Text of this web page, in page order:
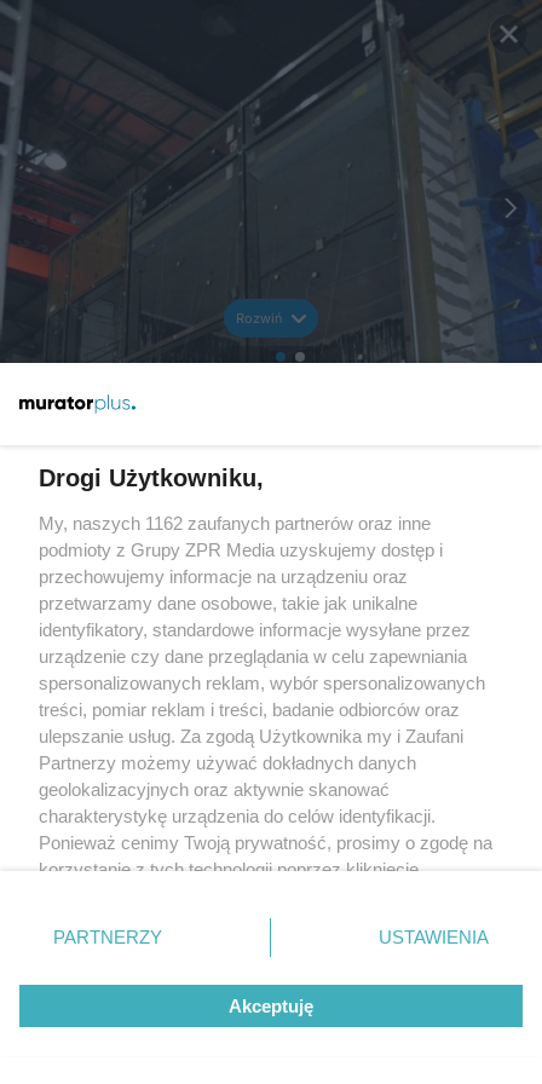
Rozwiń
Drogi Użytkowniku,
My, naszych 1162 zaufanych partnerów oraz inne
podmioty z Grupy ZPR Media uzyskujemy dostęp i
przechowujemy informacje na urządzeniu oraz
przetwarzamy dane osobowe, takie jak unikalne
identyfikatory, standardowe informacje wysyłane przez
urządzenie czy dane przeglądania w celu zapewniania
spersonalizowanych reklam, wybór spersonalizowanych
treści, pomiar reklam i treści, badanie odbiorców oraz
ulepszanie usług. Za zgodą Użytkownika my i Zaufani
Partnerzy możemy używać dokładnych danych
geolokalizacyjnych oraz aktywnie skanować
charakterystykę urządzenia do celów identyfikacji.
Ponieważ cenimy Twoją prywatność, prosimy o zgodę na
korzystanie z tych technologii poprzez kliknięcie
zmienić/wycofać klikając przycisk ustawień prywatności
znajdujący się w lewym dolnym rogu strony
rodzaje przetwarzania danych nie wymagają zgody
użytkownika, ale masz prawo sprzeciwić się takiemu
przetwarzaniu. Preferencje będą miały zastosowanie tylko
PARTNERZY USTAWIENIA
Akceptuję